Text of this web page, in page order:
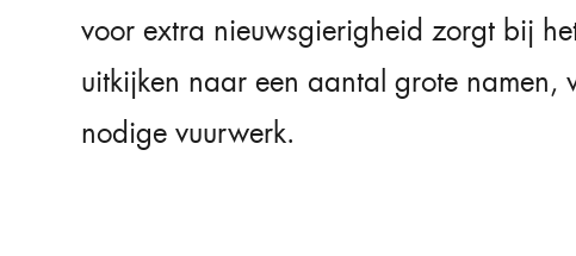
voor extra nieuwsgierigheid zorgt bij
uitkijken naar een aantal grote namen,
nodige vuurwerk.